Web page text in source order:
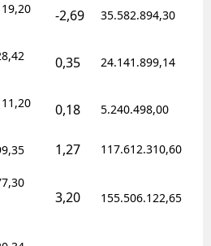
-2,69 35.582.894,30
0,35 24.141.899,14
0,18 5.240.498,00
1,27 117.612.310,60
3,20 155.506.122,65